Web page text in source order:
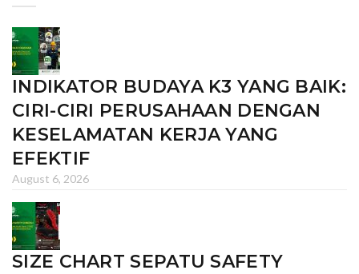
INDIKATOR BUDAYA K3 YANG BAIK:
CIRI-CIRI PERUSAHAAN DENGAN
KESELAMATAN KERJA YANG
EFEKTIF
August 6, 2026
SIZE CHART SEPATU SAFETY